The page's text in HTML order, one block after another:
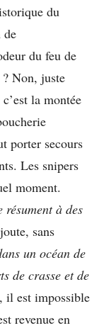
du
de
du feu de
Non, juste
la montée
porter secours
Les snipers
moment.
résument à des
sans
un océan de
de crasse et de
il est impossible
revenue en